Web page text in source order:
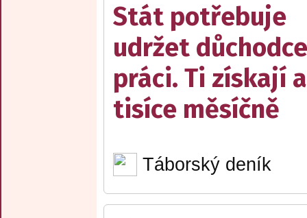
Stát potřebuje
udržet
práci. Ti získají
tisíce měsíčně
Táborský deník